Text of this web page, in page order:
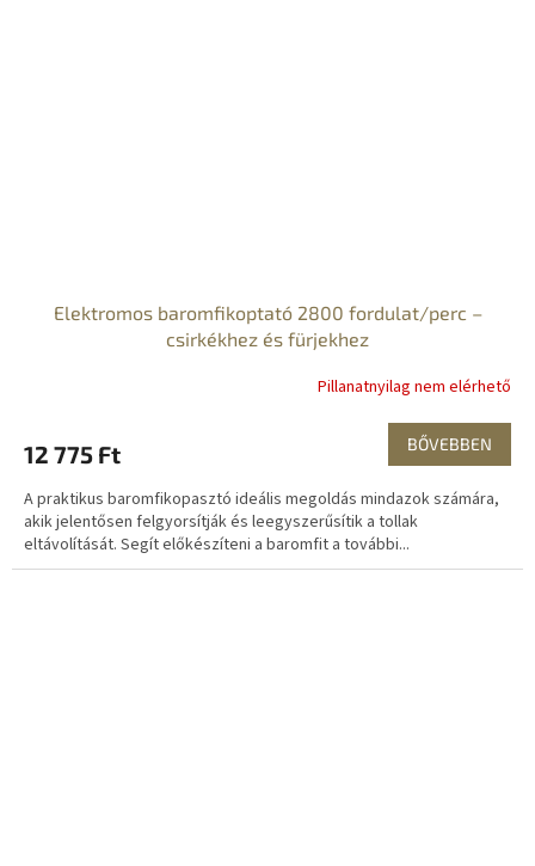
Elektromos baromfikoptató 2800 fordulat/perc –
csirkékhez és fürjekhez
Pillanatnyilag nem elérhető
12 775 Ft BŐVEBBEN
A praktikus baromfikopasztó ideális megoldás mindazok számára,
akik jelentősen felgyorsítják és leegyszerűsítik a tollak
eltávolítását. Segít előkészíteni a baromfit a további...